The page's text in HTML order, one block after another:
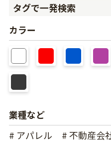
タグで一発検索
カラー
業種など
# アパレル
# 不動産会